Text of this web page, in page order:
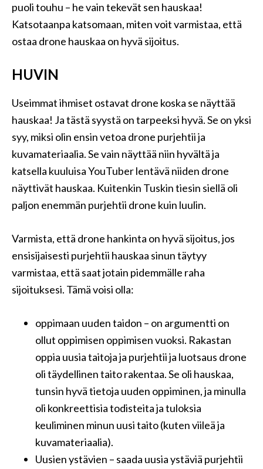
puoli touhu – he vain tekevät sen hauskaa!
Katsotaanpa katsomaan, miten voit varmistaa, että
ostaa drone hauskaa on hyvä sijoitus.
HUVIN
Useimmat ihmiset ostavat drone koska se näyttää
hauskaa! Ja tästä syystä on tarpeeksi hyvä. Se on yksi
syy, miksi olin ensin vetoa drone purjehtii ja
kuvamateriaalia. Se vain näyttää niin hyvältä ja
katsella kuuluisa YouTuber lentävä niiden drone
näyttivät hauskaa. Kuitenkin Tuskin tiesin siellä oli
paljon enemmän purjehtii drone kuin luulin.
Varmista, että drone hankinta on hyvä sijoitus, jos
ensisijaisesti purjehtii hauskaa sinun täytyy
varmistaa, että saat jotain pidemmälle raha
sijoituksesi. Tämä voisi olla:
oppimaan uuden taidon – on argumentti on
ollut oppimisen oppimisen vuoksi. Rakastan
oppia uusia taitoja ja purjehtii ja luotsaus drone
oli täydellinen taito rakentaa. Se oli hauskaa,
tunsin hyvä tietoja uuden oppiminen, ja minulla
oli konkreettisia todisteita ja tuloksia
keuliminen minun uusi taito (kuten viileä ja
kuvamateriaalia).
Uusien ystävien – saada uusia ystäviä purjehtii